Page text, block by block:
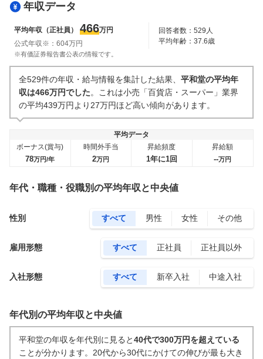
年収データ
平均年収（正社員） 466万円
公式年収※： 604万円
回答者数：529 人
平均年齢：37.6歳
※有価証券報告書公表の情報です。
全529件の年収・給与情報を集計した結果、 平和堂の平均年
収は466万円でした。これは小売「百貨店・スーパー」業界
の平均439万円より27万円ほど高い傾向があります。
平均データ
ボーナス(賞与)
78万円/年
時間外手当
2万円
昇給頻度
1年に1回
昇給額
--万円
年代・職種・役職別の平均年収と中央値
性別 すべて 男性 女性 その他
雇用形態 すべて 正社員 正社員以外
入社形態 すべて 新卒入社 中途入社
年代別の平均年収と中央値
平和堂の年収を年代別に見ると40代で300万円を超えている
ことが分かります。 20代から30代にかけての伸びが最も大き